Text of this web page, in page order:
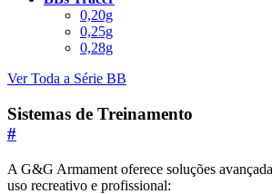
0,20g
0,25g
0,28g
Ver Toda a Série BB
Sistemas de Treinamento
#
A G&G Armament oferece soluções
uso recreativo e profissional: